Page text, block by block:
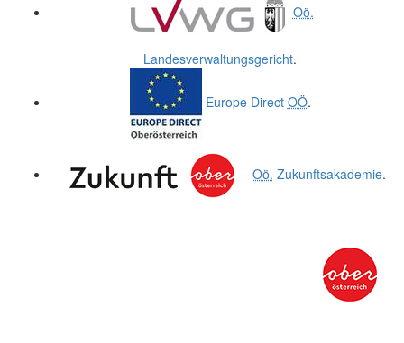
Oö.
Landesverwaltungsgericht.
Europe Direct OÖ.
Oö. Zukunftsakademie.